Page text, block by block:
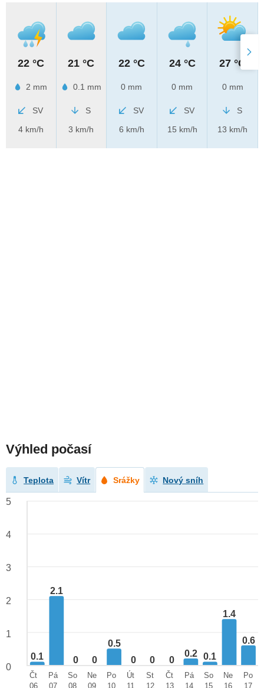
22 °C
2 mm
SV
4 km/h
21 °C
0.1 mm
S
3 km/h
22 °C
0 mm
SV
6 km/h
24 °C
0 mm
SV
15 km/h
27 °C
0 mm
S
13 km/h
Výhled počasí
Teplota Vítr Srážky Nový sníh
0.1
2.1
0 0
0.5
0 0 0
0.2 0.1
1.4
0.6
5
4
3
2
1
0
Čt
06
Pá
07
So
08
Ne
09
Po
10
Út
11
St
12
Čt
13
Pá
14
So
15
Ne
16
Po
17